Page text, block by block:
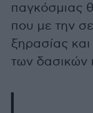
παγκόσμιας
που με την
ξηρασίας
των δασικών